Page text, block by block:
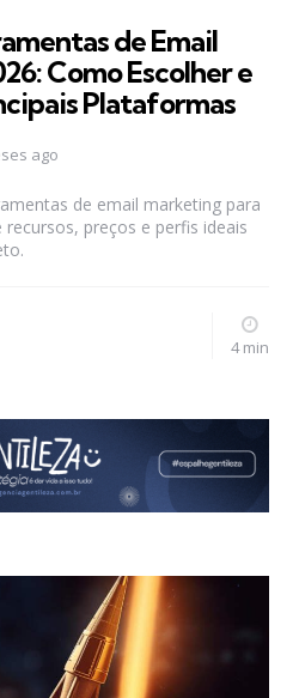
de Email
Como Escolher e
Plataformas
ago
de email marketing para
preços e perfis ideais
4 min